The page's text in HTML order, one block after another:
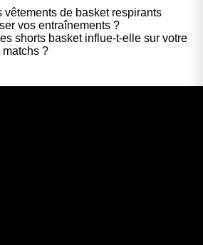
vêtements de basket respirants
vos entraînements ?
shorts basket influe-t-elle sur votre
?